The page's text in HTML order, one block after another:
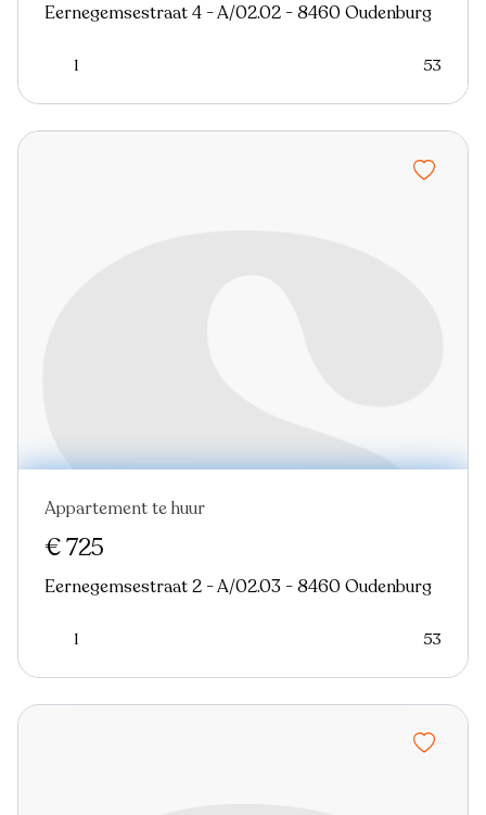
Eernegemsestraat 4 - A/02.02 - 8460 Oudenburg
1 53
In optie Nieuw
Appartement te huur
€ 725
Eernegemsestraat 2 - A/02.03 - 8460 Oudenburg
1 53